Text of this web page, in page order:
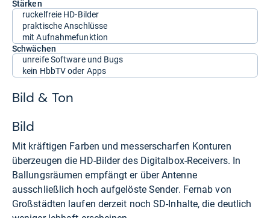
Stärken
ruckelfreie HD-Bilder
praktische Anschlüsse
mit Aufnahmefunktion
Schwächen
unreife Software und Bugs
kein HbbTV oder Apps
Bild & Ton
Bild
Mit kräftigen Farben und messerscharfen Konturen
überzeugen die HD-Bilder des Digitalbox-Receivers. In
Ballungsräumen empfängt er über Antenne
ausschließlich hoch aufgelöste Sender. Fernab von
Großstädten laufen derzeit noch SD-Inhalte, die deutlich